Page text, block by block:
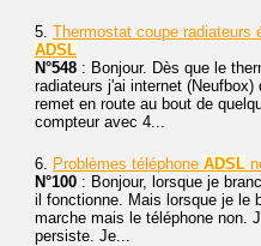
5. Thermostat coupe radiateurs
ADSL
N°548 : Bonjour. Dès que le
radiateurs j'ai internet
remet en route au bout de
compteur avec 4...
6. Problèmes téléphone ADSL
N°100 : Bonjour, lorsque je
il fonctionne. Mais lorsque je le
marche mais le téléphone non.
persiste. Je...